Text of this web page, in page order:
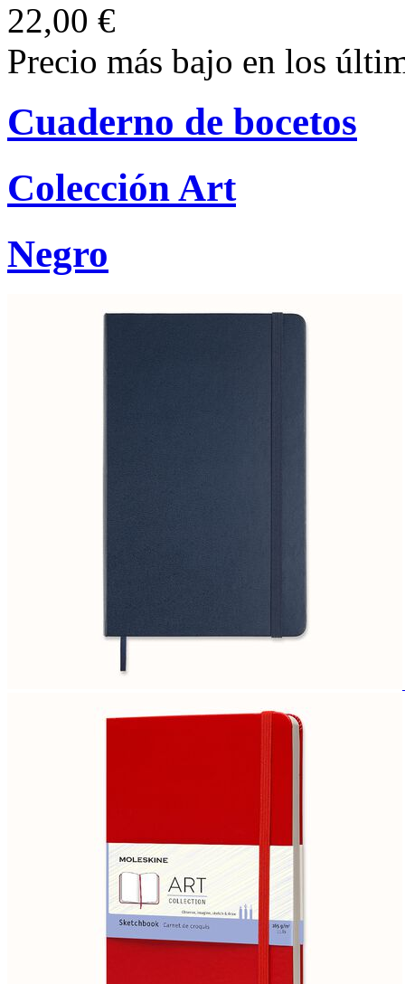
22,00 €
Precio más bajo en los
Cuaderno de bocetos
Colección Art
Negro